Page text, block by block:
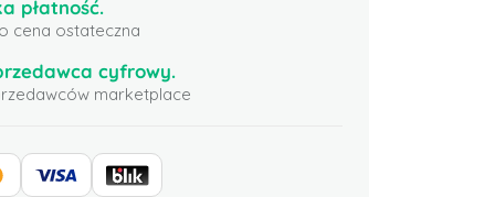
płatność.
cena ostateczna
cyfrowy.
marketplace